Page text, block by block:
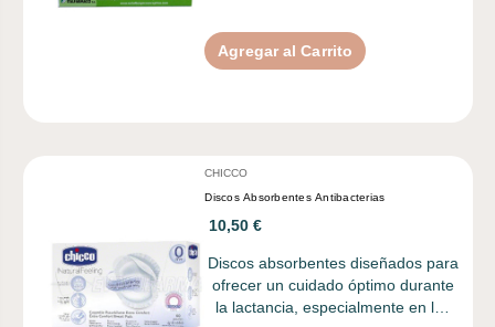
Agregar al Carrito
CHICCO
Discos Absorbentes Antibacterias
10,50 €
Discos absorbentes diseñados para
ofrecer un cuidado óptimo durante
la lactancia, especialmente en l…